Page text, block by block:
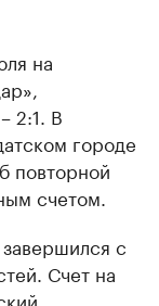
на
2:1. В
городе
повторной
счетом.
с
Счет на